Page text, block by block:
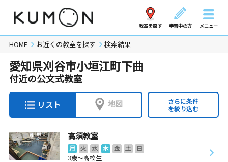
教室を探す 学習中の方 メニュー
HOME お近くの教室を探す 検索結果
愛知県刈谷市小垣江町下曲
付近の公文式教室
リスト 地図
さらに条件
を絞り込む
高須教室
月 火 水 木 金 土
日
3歳～高校生